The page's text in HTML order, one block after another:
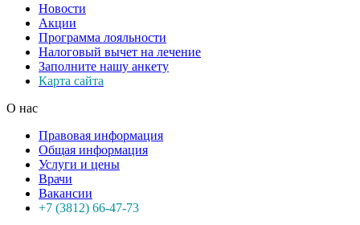
Новости
Акции
Программа лояльности
Налоговый вычет на лечение
Заполните нашу анкету
Карта сайта
О нас
Правовая информация
Общая информация
Услуги и цены
Врачи
Вакансии
+7 (3812) 66-47-73